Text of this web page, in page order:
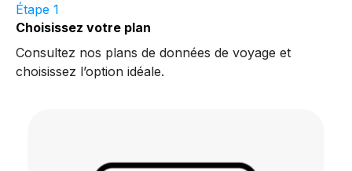
Étape 1
Choisissez votre plan
Consultez nos plans de données de voyage et
choisissez l’option idéale.